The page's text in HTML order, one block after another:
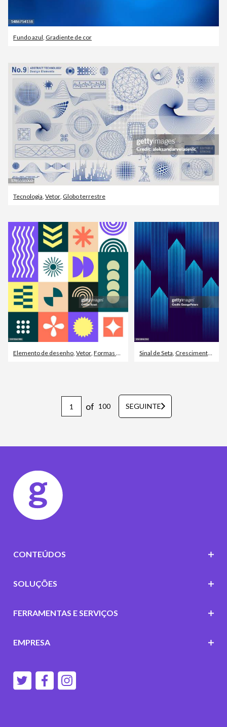
Fundo azul Gradiente de cor
Tecnologia, Vetor, Globo terrestre
Elemento de desenho, Vetor, Formas Geométricas Sinal de Seta, Crescimento ,
of 100 SEGUINTE
CONTEÚDOS
SOLUÇÕES
FERRAMENTAS E SERVIÇOS
EMPRESA